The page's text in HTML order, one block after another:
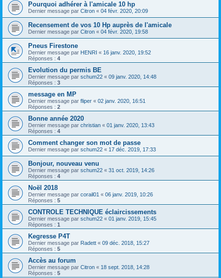
Pourquoi adhérer à l'amicale 10 hp
Dernier message par Citron « 04 févr. 2020, 20:09
Recensement de vos 10 Hp auprès de l'amicale
Dernier message par Citron « 04 févr. 2020, 19:58
Pneus Firestone
Dernier message par HENRI « 16 janv. 2020, 19:52
Réponses : 4
Evolution du permis BE
Dernier message par schum22 « 09 janv. 2020, 14:48
Réponses : 3
message en MP
Dernier message par fliper « 02 janv. 2020, 16:51
Réponses : 2
Bonne année 2020
Dernier message par christian « 01 janv. 2020, 13:43
Réponses : 4
Comment changer son mot de passe
Dernier message par schum22 « 17 déc. 2019, 17:33
Bonjour, nouveau venu
Dernier message par schum22 « 31 oct. 2019, 14:26
Réponses : 4
Noël 2018
Dernier message par corail01 « 06 janv. 2019, 10:26
Réponses : 5
CONTROLE TECHNIQUE éclaircissements
Dernier message par schum22 « 01 janv. 2019, 15:45
Réponses : 1
Kegresse P4T
Dernier message par Radett « 09 déc. 2018, 15:27
Réponses : 5
Accès au forum
Dernier message par Citron « 18 sept. 2018, 14:28
Réponses : 5